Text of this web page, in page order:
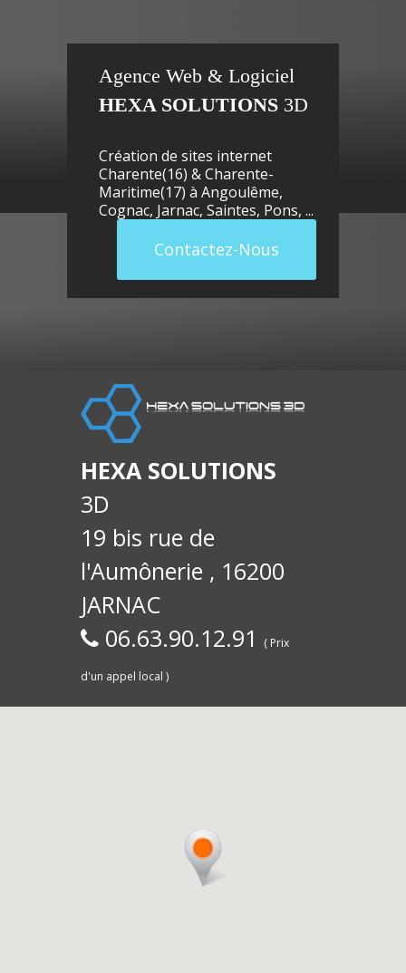
Maguy -
Commerce,
Saintes
Agence Web & Logiciel
HEXA SOLUTIONS 3D
Création de sites internet
Charente(16) & Charente-
Maritime(17) à Angoulême,
Cognac, Jarnac, Saintes, Pons, ...
Contactez-Nous
HEXA SOLUTIONS
3D
19 bis rue de
l'Aumônerie , 16200
JARNAC
06.63.90.12.91
( Prix
d'un appel local )